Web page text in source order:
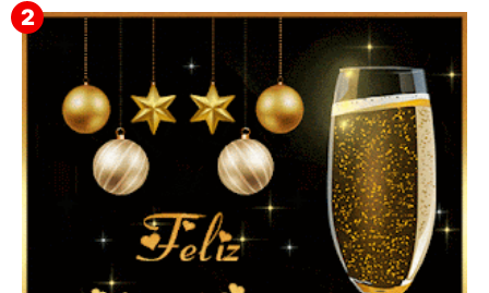
▷ Imágenes 2026 PNG sin Fondo y Transparentes en
3D 【DESCARGAR GRATIS】 ⬇️